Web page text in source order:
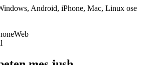
Android, iPhone, Mac, Linux ose
Web